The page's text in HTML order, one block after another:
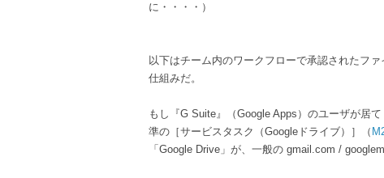
に・・・・）
以下はチーム内のワークフローで承認されたフ
仕組みだ。
もし『G Suite』（Google Apps）のユーザが居
準の［サービスタスク（Googleドライブ）］（
「Google Drive」が、一般の gmail.com /